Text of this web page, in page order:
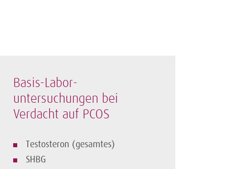
Basis-Labor­
untersuchungen bei
Verdacht auf PCOS
Testosteron (gesamtes)
SHBG